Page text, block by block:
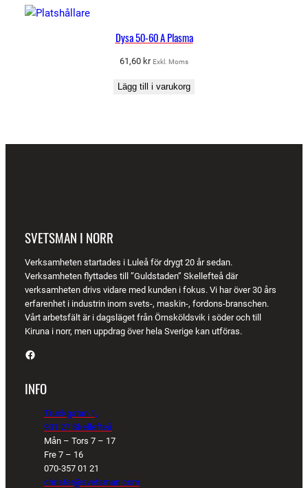
Dysa 50-60 A Plasma
61,60 kr Exkl. Moms
Lägg till i varukorg
SVETSMAN I NORR
Verksamheten startades i Luleå för drygt 20 år sedan.
Verksamheten flyttades till ”Guldstaden” Skellefteå där
verksamheten drivs vidare med kunden i fokus. Vi har över 30 års
erfarenhet i industrin inom svets-, maskin-, fordons-branschen.
Vårt arbetsfält är i dagsläget från Örnsköldsvik i söder och till
Kiruna i norr, men uppdrag över hela Sverige kan utföras.
Facebook
INFO
Truckgatan 1,
931 27 Skellefteå
Mån – Tors 7 – 17
Fre 7 – 16
070-357 01 21
christer@svetsman.com